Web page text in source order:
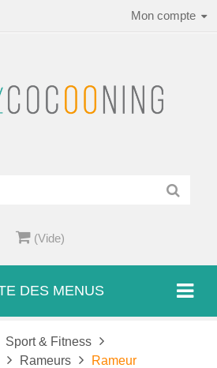
Mon compte
(Vide)
DES MENUS
Sport & Fitness
Rameurs
Rameur